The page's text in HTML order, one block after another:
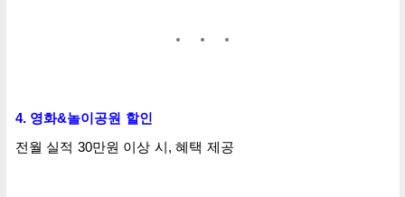
4. 영화&놀이공원 할인
전월 실적 30만원 이상 시, 혜택 제공